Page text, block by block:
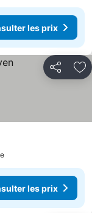
les prix
Partager
prix
les prix